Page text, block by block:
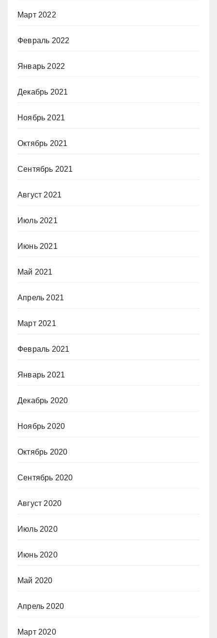
Март 2022
Февраль 2022
Январь 2022
Декабрь 2021
Ноябрь 2021
Октябрь 2021
Сентябрь 2021
Август 2021
Июль 2021
Июнь 2021
Май 2021
Апрель 2021
Март 2021
Февраль 2021
Январь 2021
Декабрь 2020
Ноябрь 2020
Октябрь 2020
Сентябрь 2020
Август 2020
Июль 2020
Июнь 2020
Май 2020
Апрель 2020
Март 2020